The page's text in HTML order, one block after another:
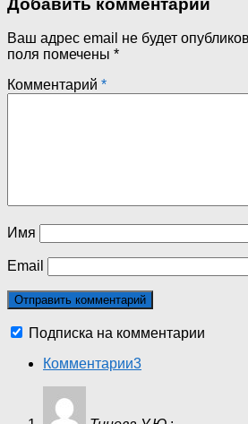
Ваш адрес email не будет
поля помечены *
Комментарий *
Имя
Email
Подписка на комментарии
Комментарии3